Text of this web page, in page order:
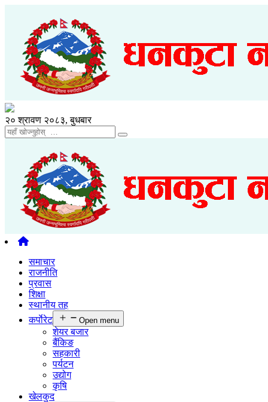
२० श्रावण २०८३, बुधबार
समाचार
राजनीति
प्रवास
शिक्षा
स्थानीय तह
कर्पाेरेट
Open menu
शेयर बजार
बैंकिङ
सहकारी
पर्यटन
उद्योग
कृषि
खेलकुद